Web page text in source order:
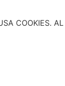
COOKIES.